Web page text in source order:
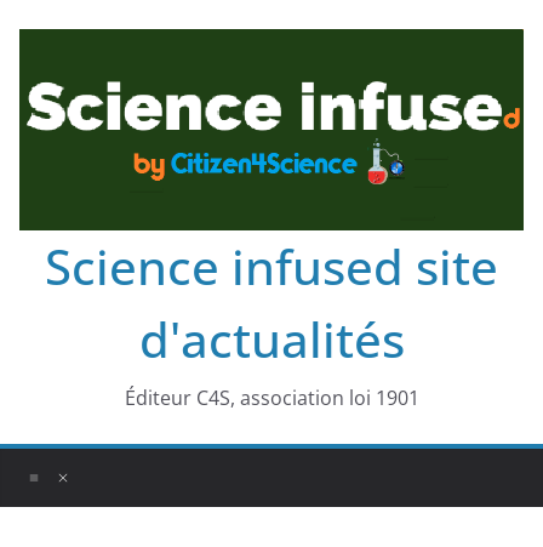
Science infused site
d'actualités
Éditeur C4S, association loi 1901